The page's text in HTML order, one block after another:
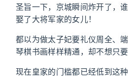
圣旨一下，京城瞬间炸开了，
娶了大将军家的女儿！
都以为做太子妃要礼仪周全、
琴棋书画样样精通，却不想只要
现在皇家的门槛都已经低到这种